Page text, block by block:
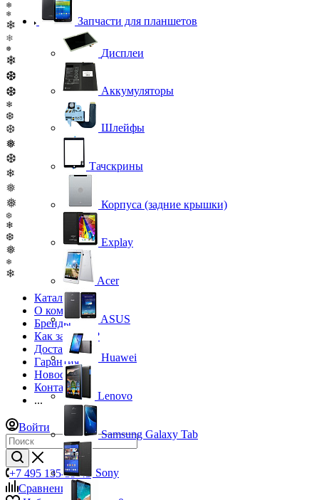
❄
❄
❄
❄
❅
❄
❆
❆
❄
❆
❆
❅
❆
❄
❅
❅
❆
❄
❆
❅
❄
❄
Каталог
О компании
Бренды
Как заказать?
Доставка
Гарантия
Новости
Контакты
...
Войти
+7 495 135-39-43
Сравнение
0
Запчасти для планшетов
Дисплеи
Аккумуляторы
Шлейфы
Тачскрины
Корпуса (задние крышки)
Explay
Acer
ASUS
Huawei
Lenovo
Samsung Galaxy Tab
Sony